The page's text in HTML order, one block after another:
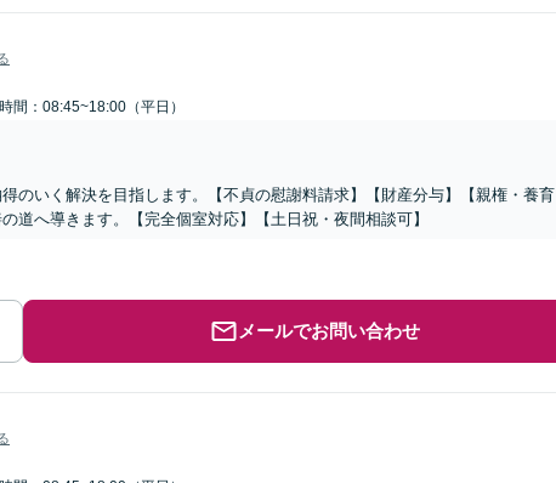
間：08:45~18:00（平日）
のいく解決を目指します。【不貞の慰謝料請求】【財産分与】【親権・養育
道へ導きます。【完全個室対応】【土日祝・夜間相談可】
メールでお問い合わせ